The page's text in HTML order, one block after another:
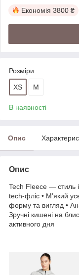
Економія 3800 ₴
Розміри
XS M
В наявності
Опис
Опис
Tech Fleece — стиль
tech-фліс • М’який
форму та вигляд •
Зручні кишені на
активного дня